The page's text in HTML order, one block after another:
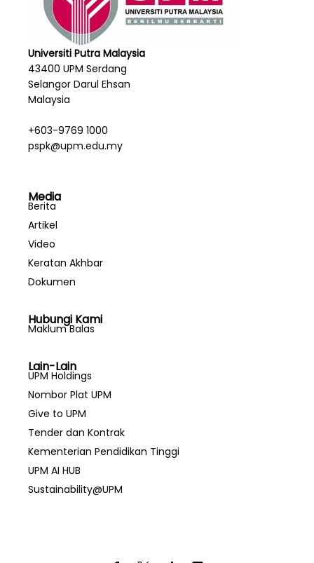
Universiti Putra Malaysia
43400 UPM Serdang
Selangor Darul Ehsan
Malaysia
+603-9769 1000
pspk@upm.edu.my
Media
Berita
Artikel
Video
Keratan Akhbar
Dokumen
Hubungi Kami
Maklum Balas
Lain-Lain
UPM Holdings
Nombor Plat UPM
Give to UPM
Tender dan Kontrak
Kementerian Pendidikan Tinggi
UPM AI HUB
Sustainability@UPM